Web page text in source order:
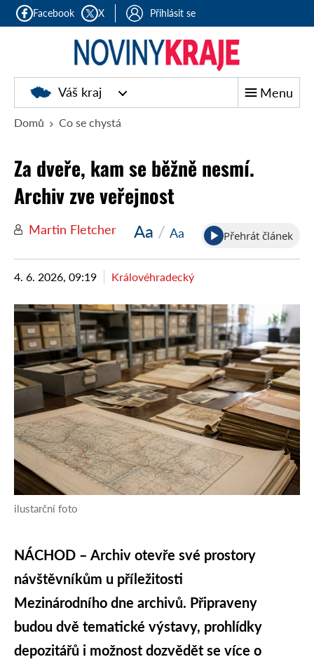
Facebook X Přihlásit se
Noviny
kraje
Váš kraj Menu
Domů Co se chystá
Za dveře, kam se běžně nesmí.
Archiv zve veřejnost
Martin Fletcher Aa / Aa Přehrát článek
4. 6. 2026, 09:19 Královéhradecký
ilustarční foto
NÁCHOD – Archiv otevře své prostory
návštěvníkům u příležitosti
Mezinárodního dne archivů. Připraveny
budou dvě tematické výstavy, prohlídky
depozitářů i možnost dozvědět se více o